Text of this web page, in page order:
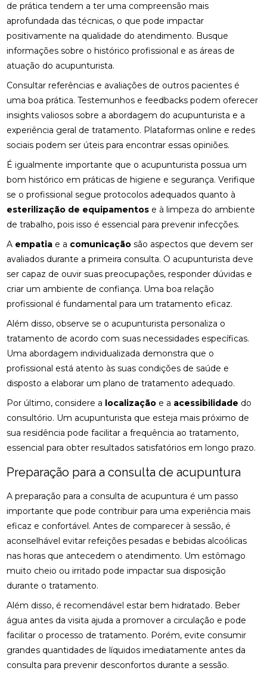
de prática tendem a ter uma compreensão mais
aprofundada das técnicas, o que pode impactar
positivamente na qualidade do atendimento. Busque
informações sobre o histórico profissional e as áreas de
atuação do acupunturista.
Consultar referências e avaliações de outros pacientes é
uma boa prática. Testemunhos e feedbacks podem oferecer
insights valiosos sobre a abordagem do acupunturista e a
experiência geral de tratamento. Plataformas online e redes
sociais podem ser úteis para encontrar essas opiniões.
É igualmente importante que o acupunturista possua um
bom histórico em práticas de higiene e segurança. Verifique
se o profissional segue protocolos adequados quanto à
esterilização de equipamentos e à limpeza do ambiente
de trabalho, pois isso é essencial para prevenir infecções.
A empatia e a comunicação são aspectos que devem ser
avaliados durante a primeira consulta. O acupunturista deve
ser capaz de ouvir suas preocupações, responder dúvidas e
criar um ambiente de confiança. Uma boa relação
profissional é fundamental para um tratamento eficaz.
Além disso, observe se o acupunturista personaliza o
tratamento de acordo com suas necessidades específicas.
Uma abordagem individualizada demonstra que o
profissional está atento às suas condições de saúde e
disposto a elaborar um plano de tratamento adequado.
Por último, considere a localização e a acessibilidade do
consultório. Um acupunturista que esteja mais próximo de
sua residência pode facilitar a frequência ao tratamento,
essencial para obter resultados satisfatórios em longo prazo.
Preparação para a consulta de acupuntura
A preparação para a consulta de acupuntura é um passo
importante que pode contribuir para uma experiência mais
eficaz e confortável. Antes de comparecer à sessão, é
aconselhável evitar refeições pesadas e bebidas alcoólicas
nas horas que antecedem o atendimento. Um estômago
muito cheio ou irritado pode impactar sua disposição
durante o tratamento.
Além disso, é recomendável estar bem hidratado. Beber
água antes da visita ajuda a promover a circulação e pode
facilitar o processo de tratamento. Porém, evite consumir
grandes quantidades de líquidos imediatamente antes da
consulta para prevenir desconfortos durante a sessão.
COMO A CONSULTA COM UM ACUPUNTURISTA
PODE TRANSFORMAR SUA SAÚDE
COMO A FISIOTERAPIA PODE AJUDAR NA
REABILITAÇÃO DO LABIRINTO
COMO A FISIOTERAPIA RESPIRATÓRIA DOMICILIAR
PODE MELHORAR SUA QUALIDADE DE VIDA
COMO A OSTEOPATIA PARA COLUNA PODE
MELHORAR SUA SAÚDE
TRANSFORMAR SUA SAÚDE
COMO A OSTEOPATIA PODE AJUDAR NA
TRATAMENTO DA HÉRNIA DE DISCO
COMO A OSTEOPATIA PODE ALIVIAR A DOR NO
NERVO CIÁTICO
COMO A OSTEOPATIA RJ PODE MELHORAR SUA
QUALIDADE DE VIDA
COMO A PALMILHA PARA ESPORÃO PODE ALIVIAR
COMO A PALMILHA PARA FASCITE PLANTAR PODE
ALIVIAR SUAS DORES
COMO A QUIROPRAXIA PODE AJUDAR NO
TRATAMENTO DA ESCOLIOSE
COMO A QUIROPRAXIA PODE ALIVIAR DORES NO
JOELHO
COMO AS PALMILHAS AJUDAM NO SEU
MELHORAR SEU CONFORTO
COMO ENCONTRAR QUIROPRAXIA PERTO DE VOCÊ
PARA ALÍVIO DAS DORES
COMO ENCONTRAR UM ACUPUNTURISTA
QUALIFICADO
COMO ESCOLHER A PALMILHA IDEAL PARA PÉ
CHATO E MELHORAR SEU CONFORTO
COMO ESCOLHER O MELHOR ACUPUNTURISTA
PARA SUAS NECESSIDADES DE SAÚDE
COMO ESCOLHER O MELHOR ACUPUNTURISTA